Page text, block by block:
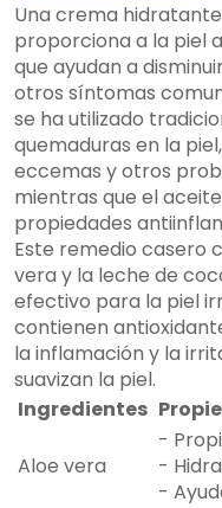
Una crema
proporciona a la piel
que ayudan a
otros síntomas
se ha utilizado
quemaduras en la
eccemas y otros
mientras que el
propiedades
Este remedio casero
vera y la leche de
efectivo para la piel
contienen
la inflamación y la
suavizan la piel.
Ingredientes
Aloe vera
-
-
-